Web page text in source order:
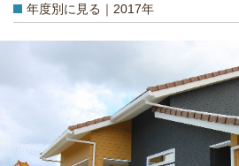
年度別に見る｜2017年